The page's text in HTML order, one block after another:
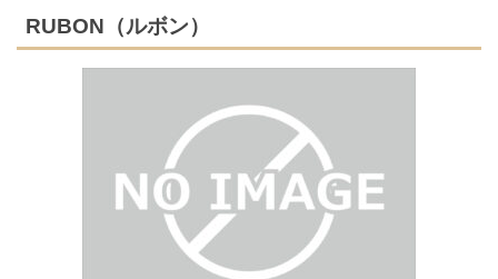
RUBON（ルボン）